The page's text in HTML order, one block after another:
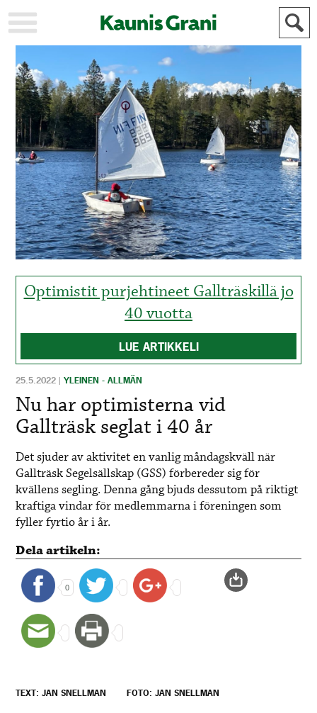
KAUPUNKI
STADEN
AJANKOHTAISTA
AKTUELLT
URHEILU
IDROTT
KULTTUURI
KULTUR
HISTORIA
HISTORIA
YLEINEN
ALLMÄN
MAINOSTAJILLE
FÖR
ANNONSÖRER
Optimistit purjehtineet Gallträskillä jo
40 vuotta
LUE ARTIKKELI
25.5.2022 |YLEINEN - ALLMÄN
Nu har optimisterna vid
Gallträsk seglat i 40 år
Det sjuder av aktivitet en vanlig måndagskväll när
Gallträsk Segelsällskap (GSS) förbereder sig för
kvällens segling. Denna gång bjuds dessutom på riktigt
kraftiga vindar för medlemmarna i föreningen som
fyller fyrtio år i år.
Dela artikeln:
0
TEXT: JAN SNELLMAN FOTO: JAN SNELLMAN